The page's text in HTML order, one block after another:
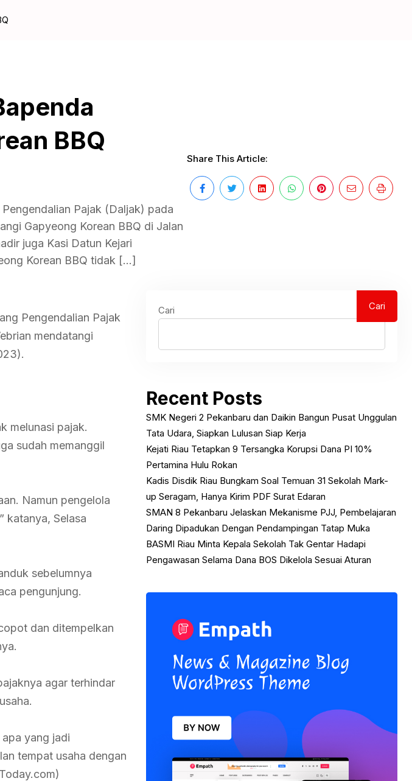
BBQ
Pajak (Daljak) pada
Gapyeong Korean BBQ di Jalan
juga Kasi Datun Kejari
Korean BBQ tidak […]
Share This Article:
Pengendalian Pajak
mendatangi
melunasi pajak.
sudah memanggil
Namun pengelola
katanya, Selasa
sebelumnya
pengunjung.
dan ditempelkan
agar terhindar
yang jadi
tempat usaha dengan
Cari Cari
Recent Posts
SMK Negeri 2 Pekanbaru dan Daikin Bangun Pusat Unggulan
Tata Udara, Siapkan Lulusan Siap Kerja
Kejati Riau Tetapkan 9 Tersangka Korupsi Dana PI 10%
Pertamina Hulu Rokan
Kadis Disdik Riau Bungkam Soal Temuan 31 Sekolah Mark-
up Seragam, Hanya Kirim PDF Surat Edaran
SMAN 8 Pekanbaru Jelaskan Mekanisme PJJ, Pembelajaran
Daring Dipadukan Dengan Pendampingan Tatap Muka
BASMI Riau Minta Kepala Sekolah Tak Gentar Hadapi
Pengawasan Selama Dana BOS Dikelola Sesuai Aturan